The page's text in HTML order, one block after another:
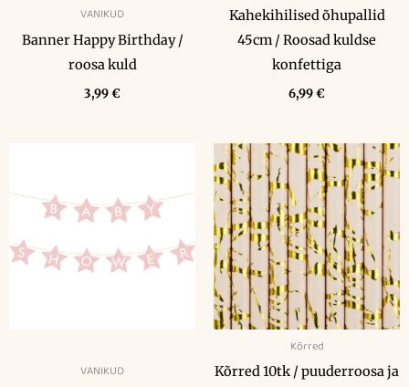
VANIKUD
Banner Happy Birthday /
roosa kuld
3,99€
Kahekihilised õhupallid
45cm / Roosad kuldse
konfettiga
6,99€
VANIKUD
Kõrred
Kõrred 10tk / puuderroosa ja